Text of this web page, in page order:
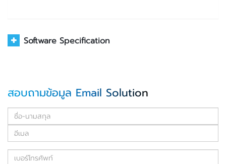
Software Specification
สอบถามข้อมูล Email Solution